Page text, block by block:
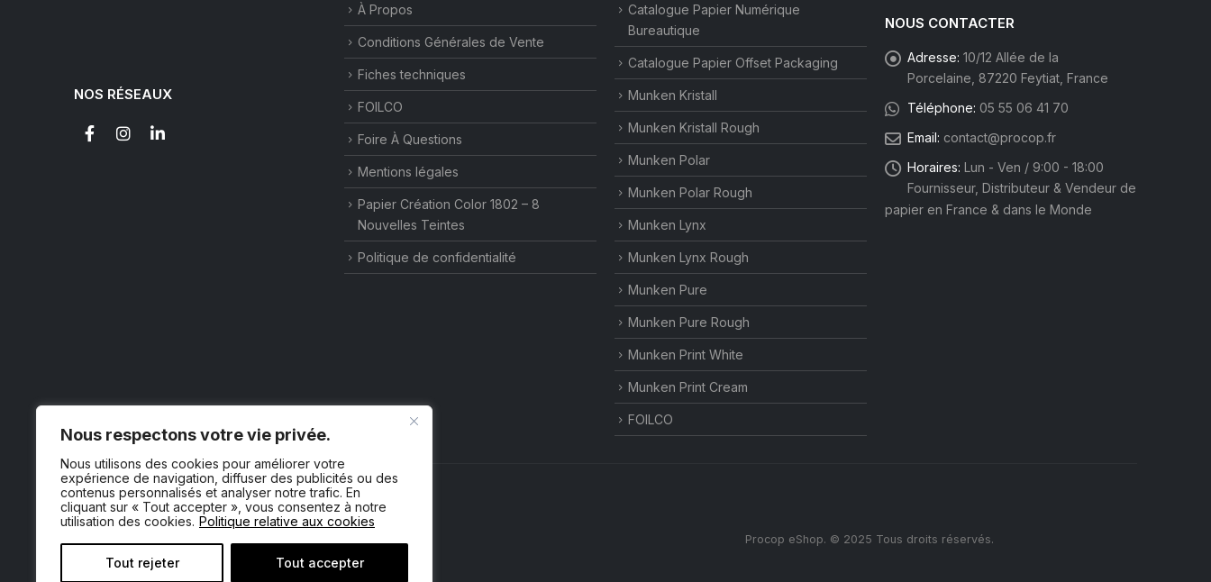
Nous respectons votre vie privée.
Nous utilisons des cookies pour améliorer votre
expérience de navigation, diffuser des publicités ou des
contenus personnalisés et analyser notre trafic. En
cliquant sur « Tout accepter », vous consentez à notre
utilisation des cookies. Politique relative aux cookies
Tout rejeter Tout accepter
NOS RÉSEAUX
À Propos
Conditions Générales de Vente
Fiches techniques
FOILCO
Foire À Questions
Mentions légales
Papier Création Color 1802 – 8
Nouvelles Teintes
Politique de confidentialité
Catalogue Papier Numérique
Bureautique
Catalogue Papier Offset Packaging
Munken Kristall
Munken Kristall Rough
Munken Polar
Munken Polar Rough
Munken Lynx
Munken Lynx Rough
Munken Pure
Munken Pure Rough
Munken Print White
Munken Print Cream
FOILCO
NOUS CONTACTER
Adresse: 10/12 Allée de la
Porcelaine, 87220 Feytiat, France
Téléphone: 05 55 06 41 70
Email: contact@procop.fr
Horaires: Lun - Ven / 9:00 - 18:00
Fournisseur, Distributeur & Vendeur de
papier en France & dans le Monde
Procop eShop. © 2025 Tous droits réservés.